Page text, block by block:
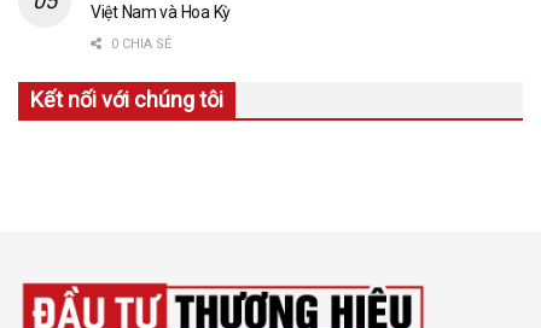
Việt Nam và Hoa Kỳ
0 CHIA SẺ
Kết nối với chúng tôi